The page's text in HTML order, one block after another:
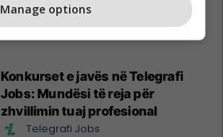
Reklamo këtu
Konkurset e javës në Telegrafi
Jobs: Mundësi të reja për
zhvillimin tuaj profesional
Telegrafi Jobs
Manage options